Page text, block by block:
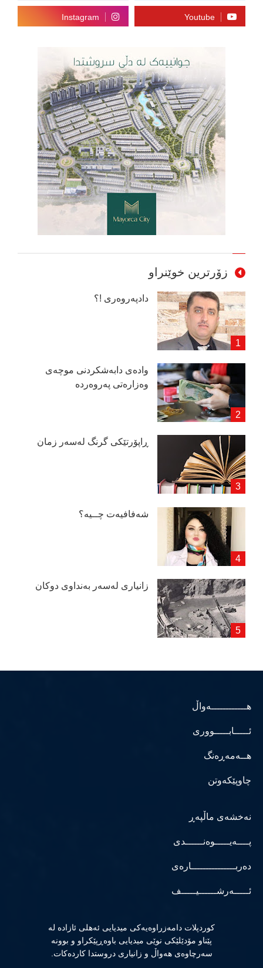
زۆرترین خوێنراو
دادپەروەری !؟
وادەی دابەشكردنی موچەی
وەزارەتی پەروەردە
ڕاپۆرتێكی گرنگ لەسەر زمان
شەفافیەت چــیە؟
زانیاری لەسەر بەنداوی دوكان
هــــــــــــەواڵ
ئـــــابـــــووری
هــەمەڕەنگ
چاوپێکەوتن
نەخشەی ماڵپەڕ
پــــەیـــــوەنــــــدی
دەربـــــــــــــــارەی
ئـــــەرشــــــیـــــف
كوردپلات دامەزراوەیەكی میدیایی ئەهلی ئازادە لە
پێناو مۆدێلێكی نوێی میدیایی باوەڕپێكراو و بوونە
سەرچاوەی هەواڵ و زانیاری دروستدا كاردەكات.